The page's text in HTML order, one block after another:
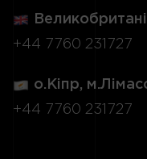
+44 7760 231727
о.Кіпр,
+44 7760 231727